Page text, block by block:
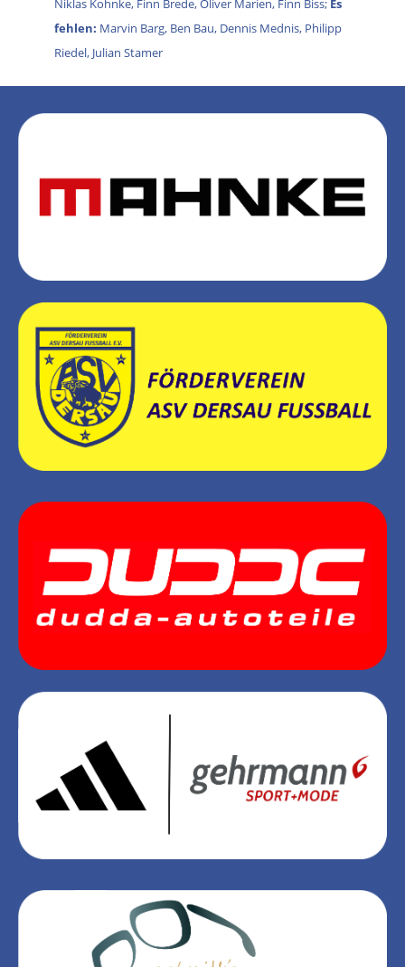
Niklas Kohnke, Finn Brede, Oliver Marien, Finn Biss; Es
fehlen: Marvin Barg, Ben Bau, Dennis Mednis, Philipp
Riedel, Julian Stamer